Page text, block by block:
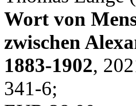
Wort von
zwischen
1883-1902,
341-6;